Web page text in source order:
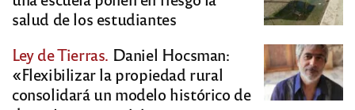
salud de los estudiantes
Ley de Tierras. Daniel Hocsman:
«Flexibilizar la propiedad rural
consolidará un modelo histórico de